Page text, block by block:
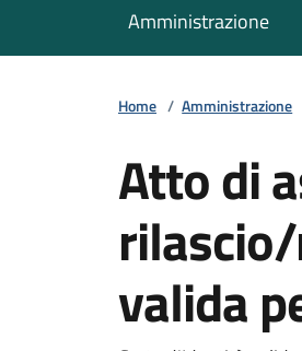
Amministrazione
Home / Amministrazione
Atto di
valida